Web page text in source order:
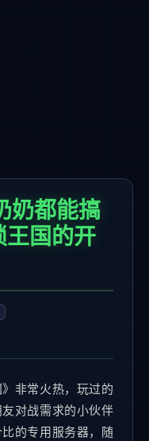
奶都能搞
王国的开
非常火热，玩过的
对战需求的小伙伴
的专用服务器，随